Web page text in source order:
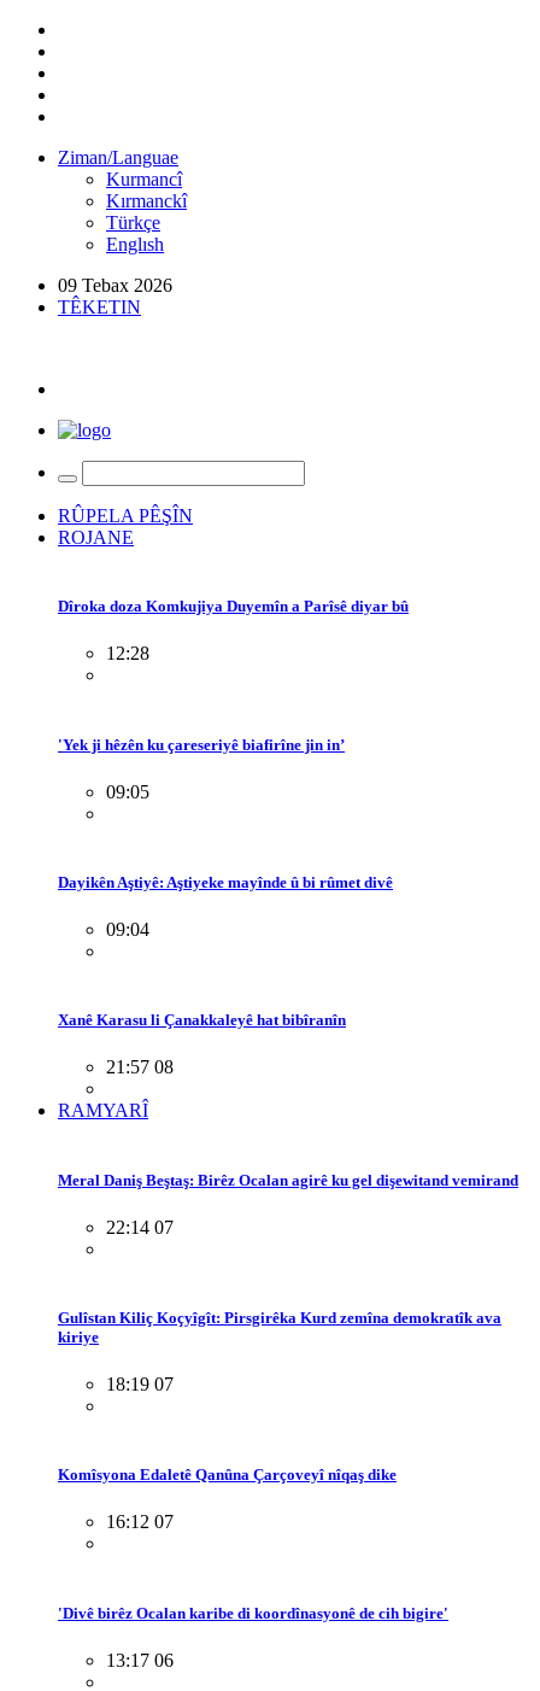
Ziman/Languae
Kurmancî
Kırmanckî
Türkçe
Englısh
09 Tebax 2026
TÊKETIN
RÛPELA PÊŞÎN
ROJANE
Dîroka doza Komkujiya Duyemîn a Parîsê diyar bû
12:28
'Yek ji hêzên ku çareseriyê biafirîne jin in’
09:05
Dayikên Aştiyê: Aştiyeke mayînde û bi rûmet divê
09:04
Xanê Karasu li Çanakkaleyê hat bibîranîn
21:57 08
RAMYARÎ
Meral Daniş Beştaş: Birêz Ocalan agirê ku gel dişewitand vemirand
22:14 07
Gulîstan Kiliç Koçyîgît: Pirsgirêka Kurd zemîna demokratîk ava
kiriye
18:19 07
Komîsyona Edaletê Qanûna Çarçoveyî nîqaş dike
16:12 07
'Divê birêz Ocalan karibe di koordînasyonê de cih bigire'
13:17 06